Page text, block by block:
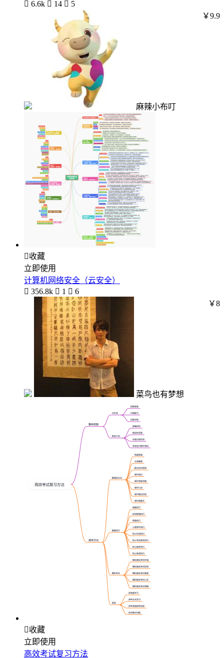
 6.6k  14  5
麻辣小布叮
￥9.9
收藏
立即使用
计算机网络安全（云安全）
 356.8k  1  6
菜鸟也有梦想
￥8
收藏
立即使用
高效考试复习方法